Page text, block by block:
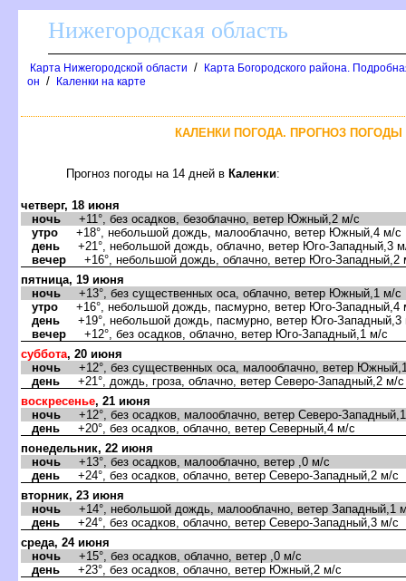
Нижегородская область
Карта Нижегородской области /
Карта Богородского района.
он / Каленки на карте
КАЛЕНКИ ПОГОДА. ПРОГНОЗ ПОГОДЫ
Прогноз погоды на 14 дней Каленки:
четверг, 18 июня
ночь +11°, без осадков, безоблачно, ветер Южный,2 м/с
утро +18°, небольшой дождь, малооблачно, ветер Южный,4 м/с
день +21°, небольшой дождь, облачно, ветер Юго-Западный,3
ечер +16°, небольшой дождь, облачно, ветер Юго-Западный,2
пятница, 19 июня
ночь +13°, без существенных оса, облачно, ветер Южный,1 м/с
утро +16°, небольшой дождь, пасмурно, ветер Юго-Западный,4
день +19°, небольшой дождь, пасмурно, ветер Юго-Западный,3
ечер +12°, без осадков, облачно, ветер Юго-Западный,1 м/с
суббота, 20 июня
ночь +12°, без существенных оса, малооблачно, ветер
день +21°, дождь, гроза, облачно, ветер Северо-Западный,2 м/с
оскресенье, 21 июня
ночь +12°, без осадков, малооблачно, ветер Северо-
день +20°, без осадков, облачно, ветер Северный,4 м/с
понедельник, 22 июня
ночь +13°, без осадков, малооблачно, ветер ,0 м/с
день +24°, без осадков, облачно, ветер Северо-Западный,2 м/с
торник, 23 июня
ночь +14°, небольшой дождь, малооблачно, ветер Западный,1
день +24°, без осадков, облачно, ветер Северо-Западный,3 м/с
среда, 24 июня
ночь +15°, без осадков, облачно, ветер ,0 м/с
день +23°, без осадков, облачно, ветер Южный,2 м/с